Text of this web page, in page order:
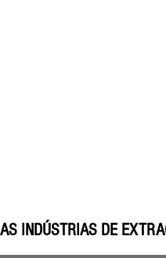
INDÚSTRIAS DE